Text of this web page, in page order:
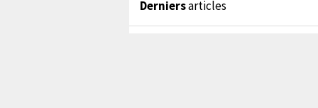
Derniersarticles